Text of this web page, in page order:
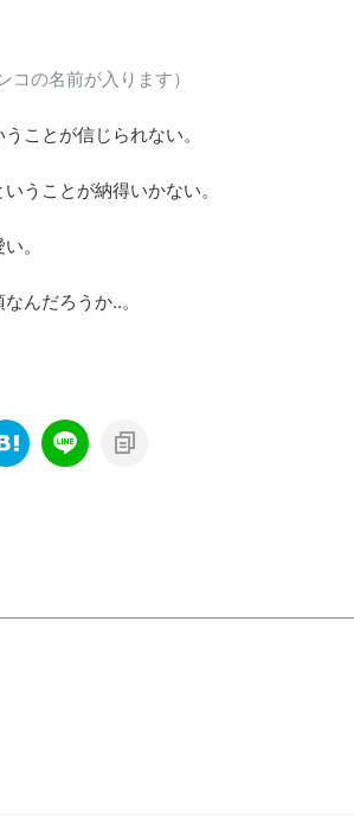
コの名前が入ります）
うことが信じられない。
いうことが納得いかない。
。
んだろうか‥。